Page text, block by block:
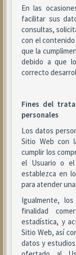
En las
facilitar sus
consultas,
con el
que la
debido a que
correcto
Fines del
personales
Los datos
Sitio Web con
cumplir los
el Usuario o
establezca en
para atender
Igualmente,
finalidad
estadística, y
Sitio Web, así
datos y